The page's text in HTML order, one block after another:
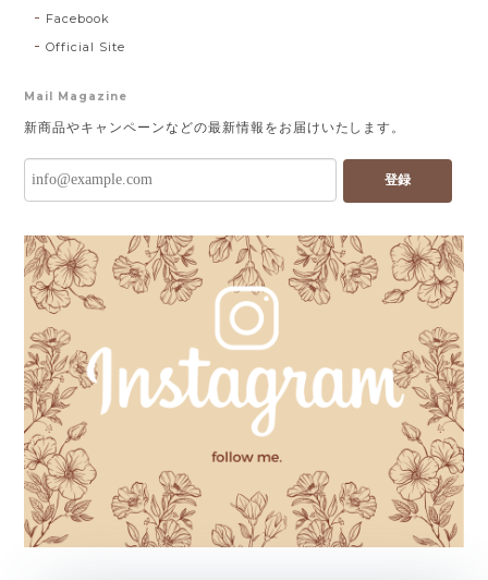
Facebook
Official Site
Mail Magazine
新商品やキャンペーンなどの最新情報をお届けいたします。
登録